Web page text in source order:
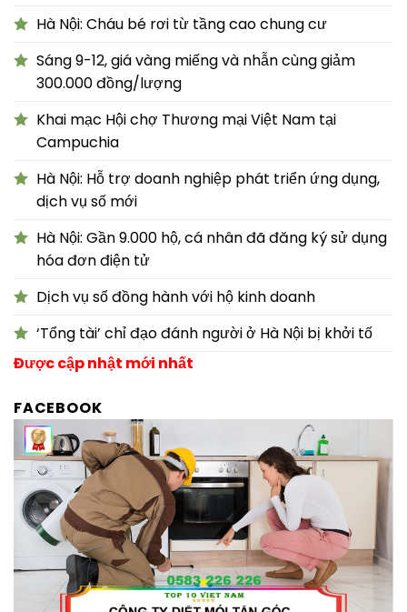
Hà Nội: Cháu bé rơi từ tầng cao chung cư
Sáng 9-12, giá vàng miếng và nhẫn cùng giảm
300.000 đồng/lượng
Khai mạc Hội chợ Thương mại Việt Nam tại
Campuchia
Hà Nội: Hỗ trợ doanh nghiệp phát triển ứng dụng,
dịch vụ số mới
Hà Nội: Gần 9.000 hộ, cá nhân đã đăng ký sử dụng
hóa đơn điện tử
Dịch vụ số đồng hành với hộ kinh doanh
‘Tổng tài’ chỉ đạo đánh người ở Hà Nội bị khởi tố
Được cập nhật mới nhất
FACEBOOK